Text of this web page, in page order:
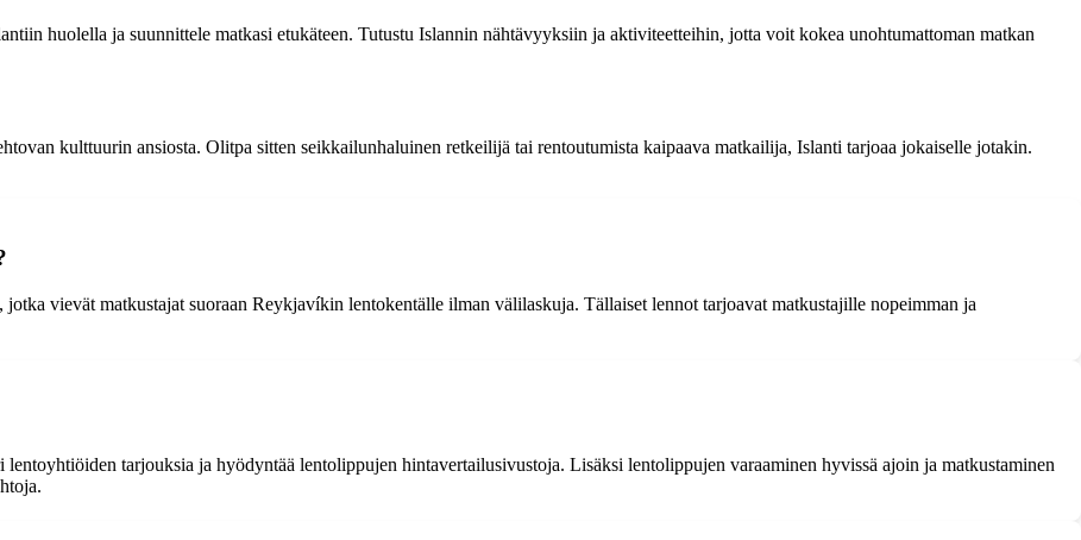
huolella ja suunnittele matkasi etukäteen. Tutustu Islannin nähtävyyksiin ja aktiviteetteihin, jotta voit kokea unohtumattoman matkan
kulttuurin ansiosta. Olitpa sitten seikkailunhaluinen retkeilijä tai rentoutumista kaipaava matkailija, Islanti tarjoaa jokaiselle jotakin.
vievät matkustajat suoraan Reykjavíkin lentokentälle ilman välilaskuja. Tällaiset lennot tarjoavat matkustajille nopeimman ja
tarjouksia ja hyödyntää lentolippujen hintavertailusivustoja. Lisäksi lentolippujen varaaminen hyvissä ajoin ja matkustaminen